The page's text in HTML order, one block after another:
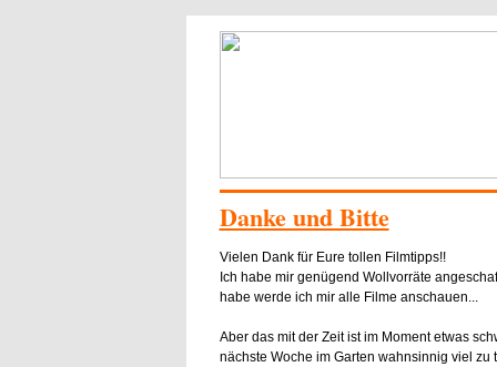
Danke und Bitte
Vielen Dank für Eure tollen Filmtipps!!
Ich habe mir genügend Wollvorräte
habe werde ich mir alle Filme anschauen...
Aber das mit der Zeit ist im Moment etwas
nächste Woche im Garten wahnsinnig viel zu